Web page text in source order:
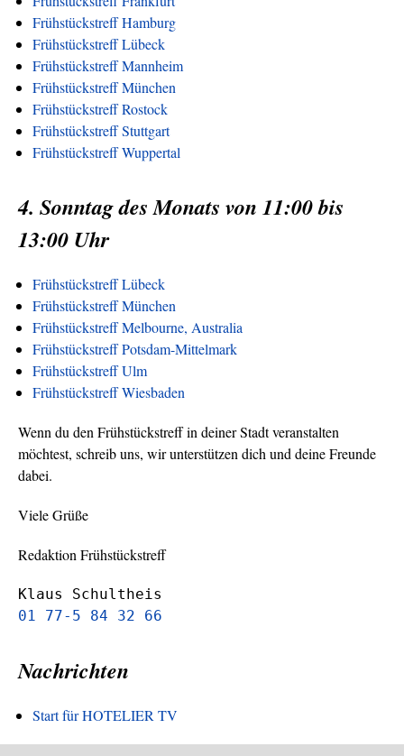
Frühstückstreff Hamburg
Frühstückstreff Lübeck
Frühstückstreff Mannheim
Frühstückstreff München
Frühstückstreff Rostock
Frühstückstreff Stuttgart
Frühstückstreff Wuppertal
4. Sonntag des Monats von 11:00 bis
13:00 Uhr
Frühstückstreff Lübeck
Frühstückstreff München
Frühstückstreff Melbourne, Australia
Frühstückstreff Potsdam-Mittelmark
Frühstückstreff Ulm
Frühstückstreff Wiesbaden
Wenn du den Frühstückstreff in deiner Stadt veranstalten
möchtest, schreib uns, wir unterstützen dich und deine Freunde
dabei.
Viele Grüße
Redaktion Frühstückstreff
Klaus Schultheis
01 77-5 84 32 66
Nachrichten
Start für HOTELIER TV